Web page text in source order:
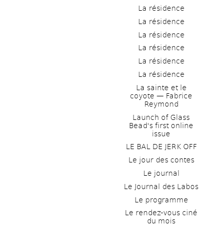
La résidence
La résidence
La résidence
La résidence
La résidence
La résidence
La sainte et le
coyote — Fabrice
Reymond
Launch of Glass
Bead's first online
issue
LE BAL DE JERK OFF
Le jour des contes
Le journal
Le Journal des Labos
Le programme
Le rendez-vous ciné
du mois